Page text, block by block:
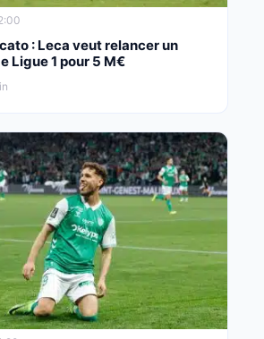
: Leca veut relancer un
Ligue 1 pour 5 M€